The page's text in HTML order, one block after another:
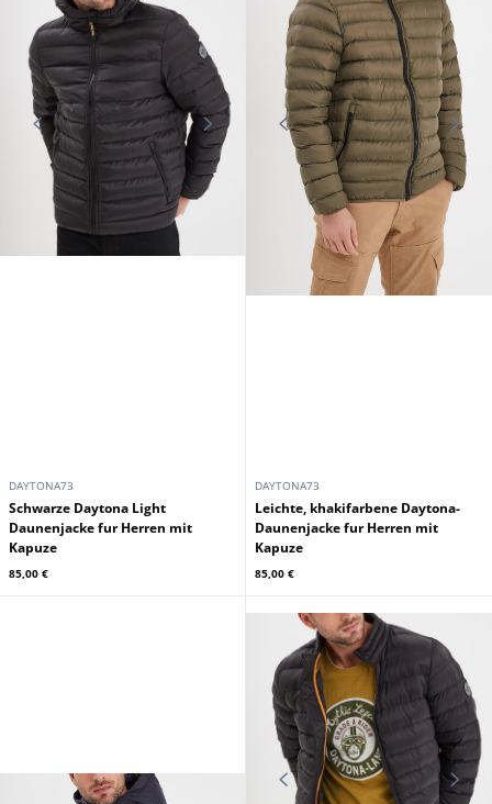
DAYTONA73
Schwarze Daytona Light
Daunenjacke fur Herren mit
Kapuze
85,00 €
DAYTONA73
Leichte, khakifarbene Daytona-
Daunenjacke fur Herren mit
Kapuze
85,00 €